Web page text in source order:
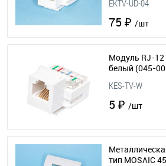
EKTV-UD-04
75 ₽ /шт
Модуль RJ-12
белый (045-
KES-TV-W
5 ₽ /шт
тип MOSAIC 45